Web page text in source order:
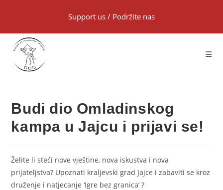
Support us / Podržite nas
Budi dio Omladinskog
kampa u Jajcu i prijavi se!
Želite li steći nove vještine, nova iskustva i nova
prijateljstva? Upoznati kraljevski grad Jajce i zabaviti se kroz
druženje i natjecanje ‘Igre bez granica’ ?